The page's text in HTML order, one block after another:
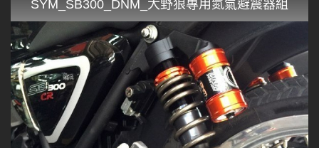
SYM_SB300_DNM_大野狼專用氮氣避震器組